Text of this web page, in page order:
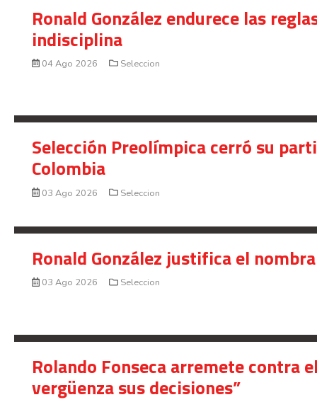
Ronald González endurece las
indisciplina
04 Ago 2026 Seleccion
Selección Preolímpica cerró su
Colombia
03 Ago 2026 Seleccion
Ronald González justifica el
03 Ago 2026 Seleccion
Rolando Fonseca arremete contra
vergüenza sus decisiones”